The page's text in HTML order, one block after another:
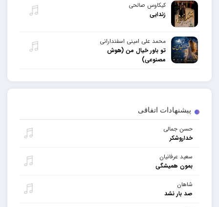
پیشنهادات اتفاقی
حسن جمالی
خداروشکر
سعید عرفانیان
بمون همیشگی
شاهان
صد بار نشد
کیکاوس صالحی
زندایی
محمد علی امینی اسفندارانی
تو باور خیال من (هوش
مصنوعی)